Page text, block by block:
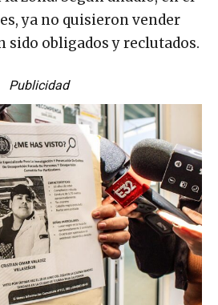
ya no quisieron vender
sido obligados y reclutados.
Publicidad